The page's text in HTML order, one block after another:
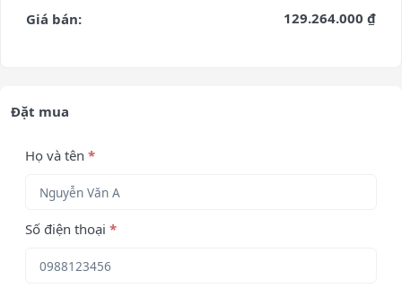
Giá bán: 129.264.000 ₫
Đặt mua
Họ và tên *
Số điện thoại *